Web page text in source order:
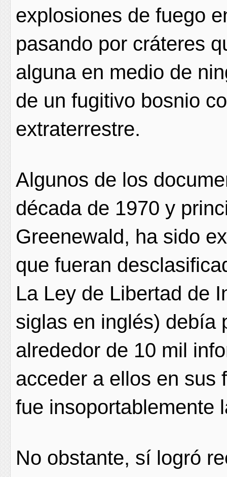
explosiones de fuego
pasando por cráteres
alguna en medio de
de un fugitivo bosnio
extraterrestre.
Algunos de los
década de 1970 y
Greenewald, ha sido
que fueran
La Ley de Libertad de
siglas en inglés) debía
alrededor de 10 mil
acceder a ellos en sus
fue insoportablemente
No obstante, sí logró